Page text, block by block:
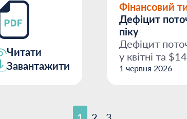
Читати
Завантажити
Фінансовий
Дефіцит
піку
Дефіцит
у квітні та
$9.3 млрд за...
1 червня 2026